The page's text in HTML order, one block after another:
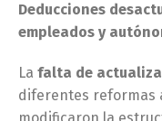
Deducciones
empleados y
La falta de
diferentes reformas